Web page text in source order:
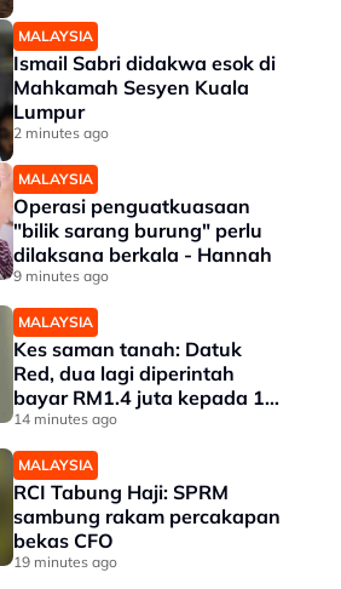
MALAYSIA
Ismail Sabri didakwa esok di
Mahkamah Sesyen Kuala
Lumpur
2 minutes ago
MALAYSIA
Operasi penguatkuasaan
"bilik sarang burung" perlu
dilaksana berkala - Hannah
9 minutes ago
MALAYSIA
Kes saman tanah: Datuk
Red, dua lagi diperintah
bayar RM1.4 juta kepada 17
pembeli
14 minutes ago
MALAYSIA
RCI Tabung Haji: SPRM
sambung rakam percakapan
bekas CFO
19 minutes ago